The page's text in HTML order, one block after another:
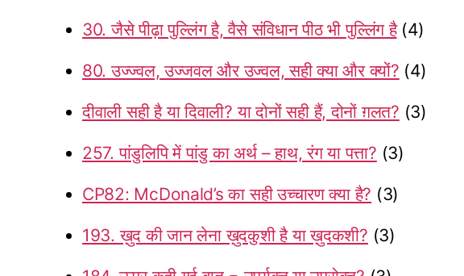
30. जैसे पीढ़ा पुल्लिंग है, वैसे संविधान पीठ भी पुल्लिंग है (4)
80. उज्ज्वल, उज्जवल और उज्वल, सही क्या और क्यों? (4)
दीवाली सही है या दिवाली? या दोनों सही हैं, दोनों ग़लत? (3)
257. पांडुलिपि में पांडु का अर्थ – हाथ, रंग या पत्ता? (3)
CP82: McDonald’s का सही उच्चारण क्या है? (3)
193. ख़ुद की जान लेना ख़ुदकुशी है या ख़ुदकशी? (3)